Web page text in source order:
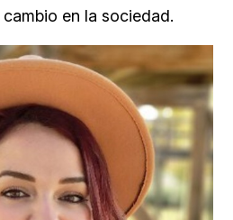
en la sociedad.